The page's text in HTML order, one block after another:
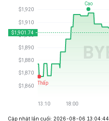
Cập nhật lần cuối: 2026-08-06 13:04:44